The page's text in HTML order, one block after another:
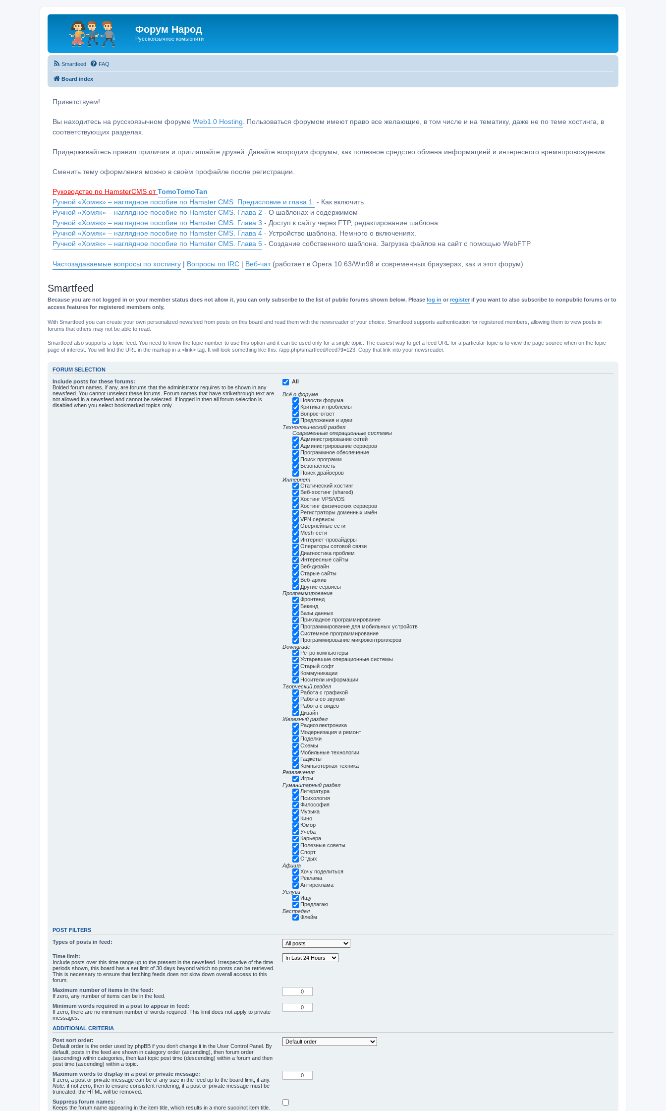
Форум Народ
Русскоязычное комьюнити
Smartfeed FAQ
Board index
Приветствуем!
Вы находитесь на русскоязычном форуме Web1.0 Hosting . Пользоваться форумом имеют право все желающие, в том числе и на тематику, даже не по теме хостинга, в
соответствующих разделах.
Придерживайтесь правил приличия и приглашайте друзей. Давайте возродим форумы, как полезное средство обмена информацией и интересного времяпровождения.
Сменить тему оформления можно в своём профайле после регистрации.
Руководство по HamsterCMS от TomoTomoTan
Ручной «Хомяк» – наглядное пособие по Hamster CMS. Предисловие и глава 1.
- Как включить
Ручной «Хомяк» – наглядное пособие по Hamster CMS. Глава 2 - О шаблонах и содержимом
Ручной «Хомяк» – наглядное пособие по Hamster CMS. Глава 3 - Доступ к сайту через FTP, редактирование шаблона
Ручной «Хомяк» – наглядное пособие по Hamster CMS. Глава 4 - Устройство шаблона. Немного о включениях.
Ручной «Хомяк» – наглядное пособие по Hamster CMS. Глава 5 - Создание собственного шаблона. Загрузка файлов на сайт с помощью WebFTP
Частозадаваемые вопросы по хостингу | Вопросы по IRC | Веб-чат(работает в Opera 10.63/Win98 и современных браузерах, как и этот форум)
Smartfeed
Because you are not logged in or your member status does not allow it, you can only subscribe to the list of public forums shown below. Please log in or register if you want to also subscribe to nonpublic forums or to
access features for registered members only.
With Smartfeed you can create your own personalized newsfeed from posts on this board and read them with the newsreader of your choice. Smartfeed supports authentication for registered members, allowing them to view posts in
forums that others may not be able to read.
Smartfeed also supports a topic feed. You need to know the topic number to use this option and it can be used only for a single topic. The easiest way to get a feed URL for a particular topic is to view the page source when on the topic
page of interest. You will find the URL in the markup in a <link> tag. It will look something like this: /app.php/smartfeed/feed?tf=123. Copy that link into your newsreader.
FORUM SELECTION
Include posts for these forums:
Bolded forum names, if any, are forums that the administrator requires to be shown in any
newsfeed. You cannot unselect these forums. Forum names that have strikethrough text are
not allowed in a newsfeed and cannot be selected. If logged in then all forum selection is
disabled when you select bookmarked topics only.
All
Всё о форуме
Новости форума
Критика и проблемы
Вопрос-ответ
Предложения и идеи
Технологический раздел
Современные операционные системы
Администрирование сетей
Администрирование серверов
Программное обеспечение
Поиск программ
Безопасность
Поиск драйверов
Интернет
Статический хостинг
Веб-хостинг (shared)
Хостинг VPS/VDS
Хостинг физических серверов
Регистраторы доменных имён
VPN сервисы
Оверлейные сети
Mesh-сети
Интернет-провайдеры
Операторы сотовой связи
Диагностика проблем
Интересные сайты
Веб-дизайн
Старые сайты
Веб-архив
Другие сервисы
Программирование
Фронтенд
Бекенд
Базы данных
Прикладное программирование
Программирование для мобильных устройств
Системное программирование
Программирование микроконтроллеров
Downgrade
Ретро компьютеры
Устаревшие операционные системы
Старый софт
Коммуникации
Носители информации
Творческий раздел
Работа с графикой
Работа со звуком
Работа с видео
Дизайн
Железный раздел
Радиоэлектроника
Модернизация и ремонт
Поделки
Схемы
Мобильные технологии
Гаджеты
Компьютерная техника
Развлечения
Игры
Гуманитарный раздел
Литература
Психология
Философия
Музыка
Кино
Юмор
Учёба
Карьера
Полезные советы
Спорт
Отдых
Афиша
Хочу поделиться
Реклама
Антиреклама
Услуги
Ищу
Предлагаю
Беспредел
Флейм
POST FILTERS
Types of posts in feed:
Time limit:
Include posts over this time range up to the present in the newsfeed. Irrespective of the time
periods shown, this board has a set limit of 30 days beyond which no posts can be retrieved.
This is necessary to ensure that fetching feeds does not slow down overall access to this
forum.
Maximum number of items in the feed:
If zero, any number of items can be in the feed.
Minimum words required in a post to appear in feed:
If zero, there are no minimum number of words required. This limit does not apply to private
messages.
ADDITIONAL CRITERIA
Post sort order:
Default order is the order used by phpBB if you don’t change it in the User Control Panel. By
default, posts in the feed are shown in category order (ascending), then forum order
(ascending) within categories, then last topic post time (descending) within a forum and then
post time (ascending) within a topic.
Maximum words to display in a post or private message:
If zero, a post or private message can be of any size in the feed up to the board limit, if any.
Note: if not zero, then to ensure consistent rendering, if a post or private message must be
truncated, the HTML will be removed.
Suppress forum names:
Keeps the forum name appearing in the item title, which results in a more succinct item title.